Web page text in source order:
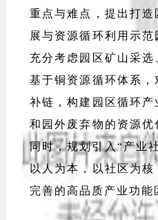
重点与难点，提出打
展与资源循环利用示范
充分考虑园区矿山采选
基于铜资源循环体系
补链，构建园区循环
和园外废弃物的资源
同时，规划引入“产业
以人为本，以社区为
完善的高品质产业功能